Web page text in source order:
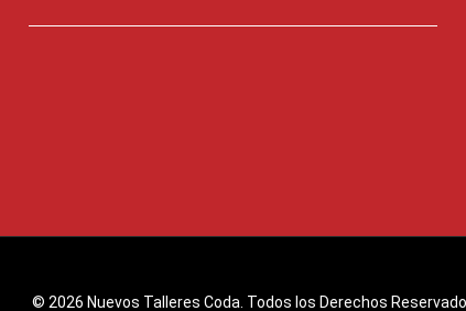
© 2026 Nuevos Talleres Coda. Todos los Derechos